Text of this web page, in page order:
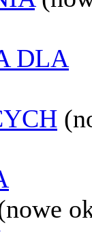
DLA